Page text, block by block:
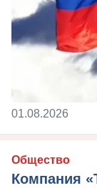
01.08.2026
Общество
Компания